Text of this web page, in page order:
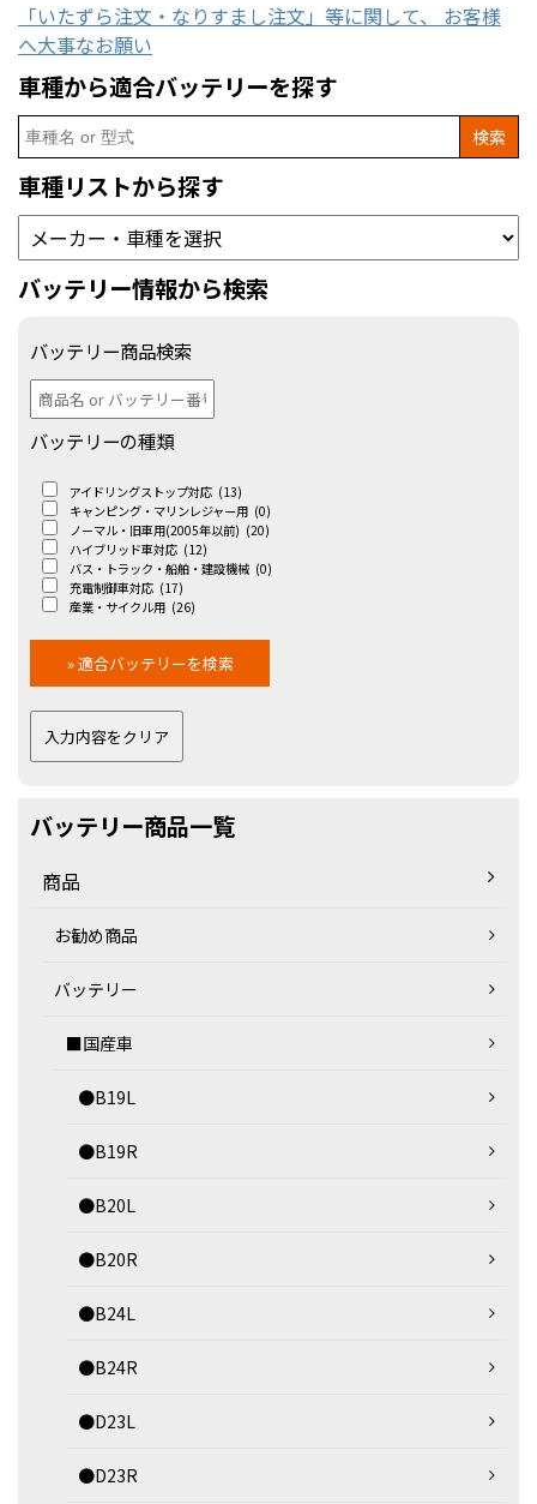
「いたずら注文・なりすまし注文」等に関して、 お客様
へ大事なお願い
車種から適合バッテリーを探す
Search
for:
車種リストから探す
バッテリー情報から検索
バッテリー商品検索
バッテリーの種類
アイドリングストップ対応 (13)
キャンピング・マリンレジャー用 (0)
ノーマル・旧車用(2005年以前) (20)
ハイブリッド車対応 (12)
バス・トラック・船舶・建設機械 (0)
充電制御車対応 (17)
産業・サイクル用 (26)
バッテリー商品一覧
商品
お勧め商品
バッテリー
■国産車
●B19L
●B19R
●B20L
●B20R
●B24L
●B24R
●D23L
●D23R